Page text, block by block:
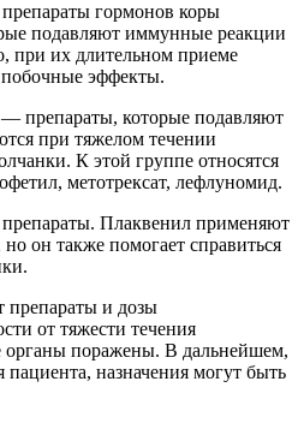
гормонов коры
подавляют иммунные реакции
при их длительном приеме
эффекты.
препараты, которые подавляют
при тяжелом течении
К этой группе относятся
метотрексат, лефлуномид.
Плаквенил применяют
он также помогает справиться
препараты и дозы
от тяжести течения
органы поражены. В дальнейшем,
пациента, назначения могут быть